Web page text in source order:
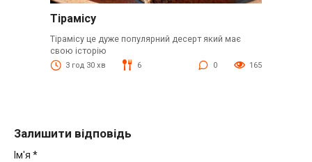
Тірамісу
Тірамісу це дуже популярний десерт який має
свою історію
3 год 30 хв 6 0 165
Залишити відповідь
Ім'я *